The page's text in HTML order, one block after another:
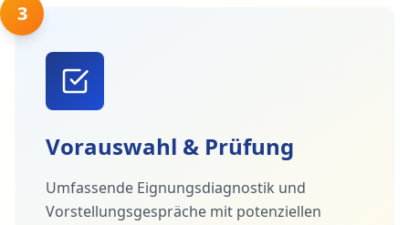
3
Vorauswahl & Prüfung
Umfassende Eignungsdiagnostik und
Vorstellungsgespräche mit potenziellen